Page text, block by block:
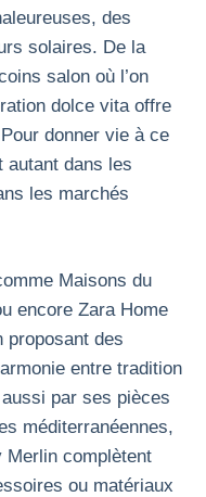
des
solaires. De la
salon où l’on
dolce vita offre
donner vie à ce
autant dans les
les marchés
Maisons du
encore Zara Home
proposant des
entre tradition
par ses pièces
méditerranéennes,
Merlin complètent
ou matériaux